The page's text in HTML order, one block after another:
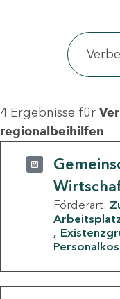
4 Ergebnisse für
regionalbeihilfen
Förderart: